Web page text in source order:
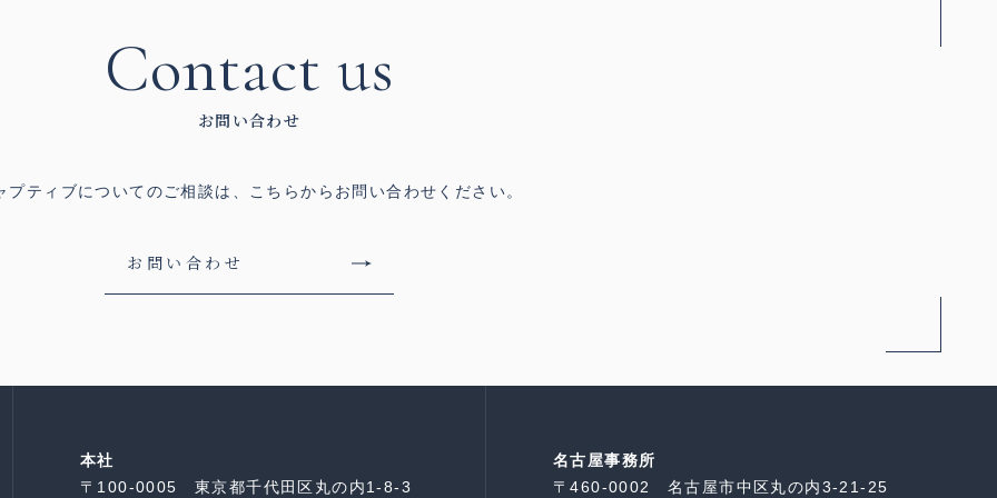
Contact us
お問い合わせ
プティブについてのご相談は、 こちらからお問い合わせください。
お問い合わせ
本社
〒100-0005 東京都千代田区丸の内1-8-3
名古屋事務所
〒460-0002 名古屋市中区丸の内3-21-25